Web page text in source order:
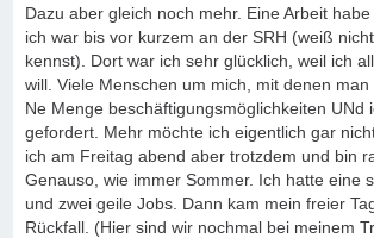
Dazu aber gleich noch mehr. Eine Arbeit habe
ich war bis vor kurzem an der SRH (weiß
kennst). Dort war ich sehr glücklich, weil ich
will. Viele Menschen um mich, mit denen man
Ne Menge beschäftigungsmöglichkeiten UNd
gefordert. Mehr möchte ich eigentlich gar
ich am Freitag abend aber trotzdem und bin
Genauso, wie immer Sommer. Ich hatte eine
und zwei geile Jobs. Dann kam mein freier
Rückfall. (Hier sind wir nochmal bei meinem